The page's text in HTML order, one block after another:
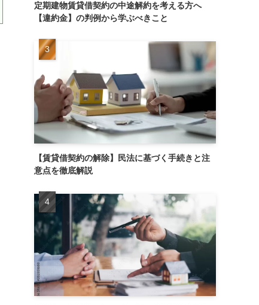
定期建物賃貸借契約の中途解約を考える方へ
【違約金】の判例から学ぶべきこと
【賃貸借契約の解除】民法に基づく手続きと注
意点を徹底解説